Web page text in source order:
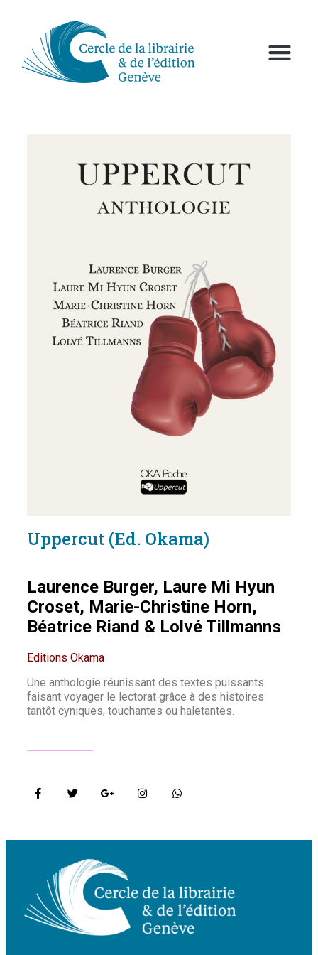
Uppercut (Ed. Okama)
Laurence Burger, Laure Mi Hyun
Croset, Marie-Christine Horn,
Béatrice Riand & Lolvé Tillmanns
Editions Okama
Une anthologie réunissant des textes puissants
faisant voyager le lectorat grâce à des histoires
tantôt cyniques, touchantes ou haletantes.